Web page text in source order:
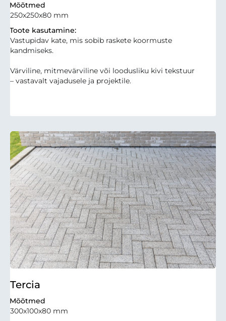
Mõõtmed
250x250x80 mm
Toote kasutamine:
Vastupidav kate, mis sobib raskete koormuste
kandmiseks.
Värviline, mitmevärviline või loodusliku kivi tekstuur
– vastavalt vajadusele ja projektile.
Tercia
Mõõtmed
300x100x80 mm